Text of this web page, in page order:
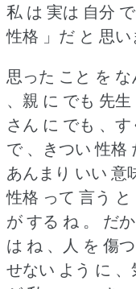
私 は 実は 自分
性格 」だ と 思い
思った こと を
、親 に でも 先
さん に でも 、
で 、きつい 性格
あんまり いい 意
性格 って 言う
が する ね 。
だ
は ね 、人 を 傷
せない よう に